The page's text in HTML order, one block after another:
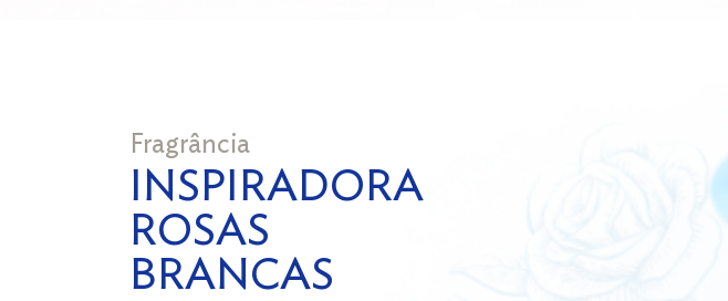
Fragrância
INSPIRADORA
ROSAS
BRANCAS